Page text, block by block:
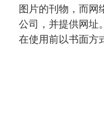
图片的刊物，而网
公司，并提供网址
在使用前以书面方